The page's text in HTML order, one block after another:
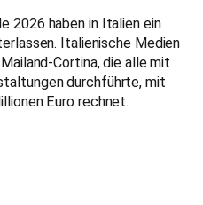
2026 haben in Italien ein
Italienische Medien
Cortina, die alle mit
durchführte, mit
Euro rechnet.